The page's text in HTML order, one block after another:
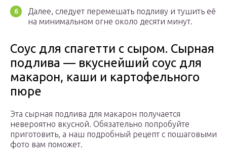
Далее, следует перемешать подливу и тушить её
на минимальном огне около десяти минут.
Соус для спагетти с сыром. Сырная
подлива — вкуснейший соус для
макарон, каши и картофельного
пюре
Эта сырная подлива для макарон получается
невероятно вкусной. Обязательно попробуйте
приготовить, а наш подробный рецепт с пошаговыми
фото вам поможет.